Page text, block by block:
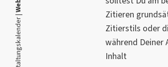
Veranstaltungskalender |
Zitieren
Zitierstils oder
während Deiner
Inhalt